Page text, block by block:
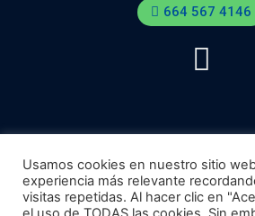
664 567 4146
Usamos cookies en nuestro sitio
experiencia más relevante
visitas repetidas. Al hacer clic en